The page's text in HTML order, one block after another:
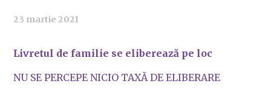
23 martie 2021
Livretul de familie se eliberează pe loc
NU SE PERCEPE NICIO TAXĂ DE ELIBERARE